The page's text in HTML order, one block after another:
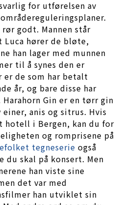
for utførelsen av
godt. Mannen står
hører de bløte,
han lager med munnen
til å synes den er
er de som har betalt
år, og bare disse har
Gin er en tørr gin
anis og sitrus. Hvis
hotell i Bergen, kan du for
og romprisene på
tegneserie også
du skal på konsert. Men
han viste sine
det var med
han utviklet sin